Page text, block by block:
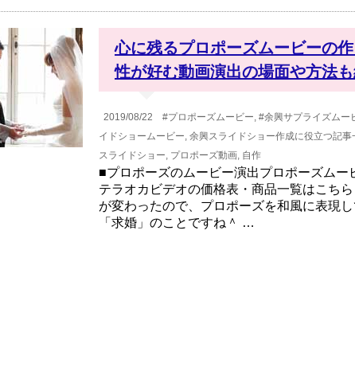
心に残るプロポーズムービーの
性が好む動画演出の場面や方法
2019/08/22 #プロポーズムービー, #余興サプライズムー
イドショームービー, 余興スライドショー作成に役立つ記事
スライドショー, プロポーズ動画, 自作
■プロポーズのムービー演出プロポーズムー
テラオカビデオの価格表・商品一覧はこち
が変わったので、プロポーズを和風に表現し
「求婚」のことですね＾ …